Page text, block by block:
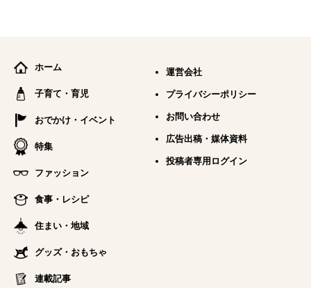
ホーム
子育て・育児
おでかけ・イベント
特集
ファッション
食事・レシピ
住まい・地域
グッズ・おもちゃ
連載記事
運営会社
プライバシーポリシー
お問い合わせ
広告出稿・媒体資料
投稿者専用ログイン